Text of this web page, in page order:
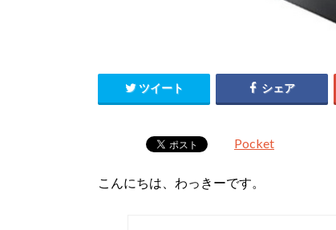
ツイート シェア
Pocket
こんにちは、わっきーです。